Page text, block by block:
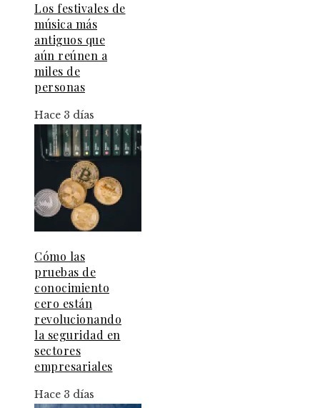
Los festivales de
música más
antiguos que
aún reúnen a
miles de
personas
Hace 3 días
Cómo las
pruebas de
conocimiento
cero están
revolucionando
la seguridad en
sectores
empresariales
Hace 3 días